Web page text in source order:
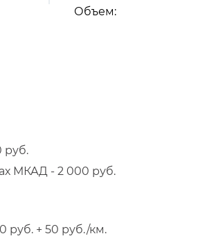
Объем:
руб.
МКАД - 2 000 руб.
руб. + 50 руб./км.